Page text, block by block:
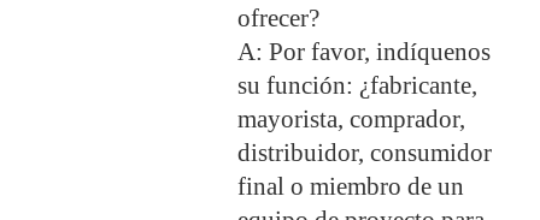
ofrecer?
A: Por favor, indíquenos
su función: ¿fabricante,
mayorista, comprador,
distribuidor, consumidor
final o miembro de un